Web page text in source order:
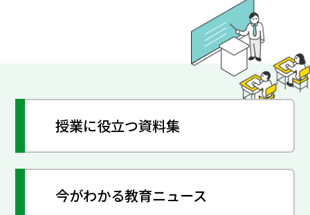
授業に役立つ資料集
今がわかる教育ニュース